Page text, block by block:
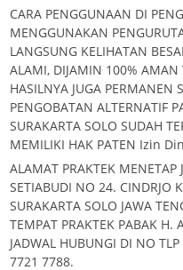
CARA PENGGUNAAN DI
MENGGUNAKAN
LANGSUNG KELIHATAN
ALAMI, DIJAMIN 100% AMAN
HASILNYA JUGA PERMANEN
PENGOBATAN ALTERNATIF
SURAKARTA SOLO SUDAH
MEMILIKI HAK PATEN Izin
ALAMAT PRAKTEK MENETAP
SETIABUDI NO 24. CINDRJO
SURAKARTA SOLO JAWA
TEMPAT PRAKTEK PABAK H.
JADWAL HUBUNGI DI NO
7721 7788.